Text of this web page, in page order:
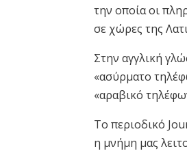
την οποία οι
σε χώρες της
Στην αγγλική
«ασύρματο
«αραβικό
Το περιοδικό
η μνήμη μας